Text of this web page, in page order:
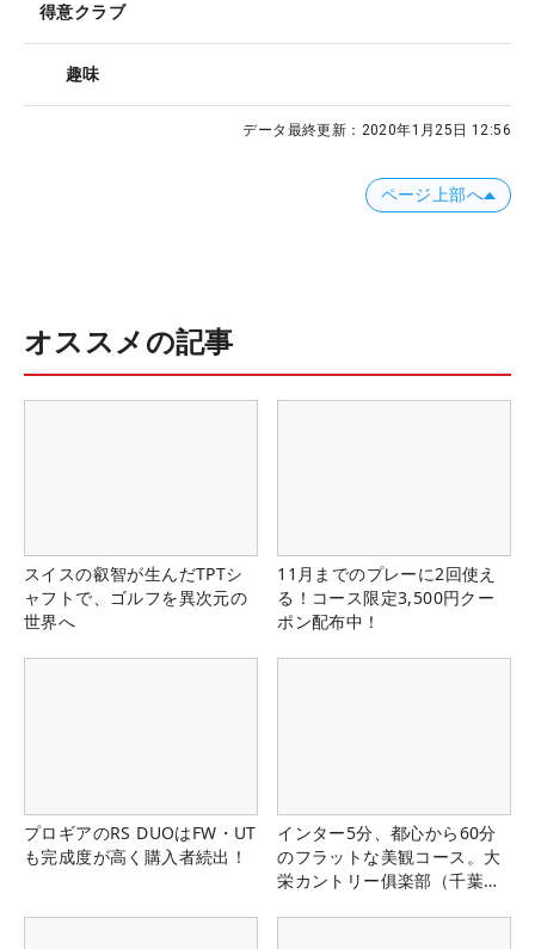
得意クラブ
趣味
データ最終更新： 2020年1月25日 12:56
ページ上部へ
オススメの記事
スイスの叡智が生んだTPTシ
ャフトで、ゴルフを異次元の
世界へ
11月までのプレーに2回使え
る！コース限定3,500円クー
ポン配布中！
プロギアのRS DUOはFW・UT
も完成度が高く購入者続出！
インター5分、都心から60分
のフラットな美観コース。大
栄カントリー俱楽部（千葉